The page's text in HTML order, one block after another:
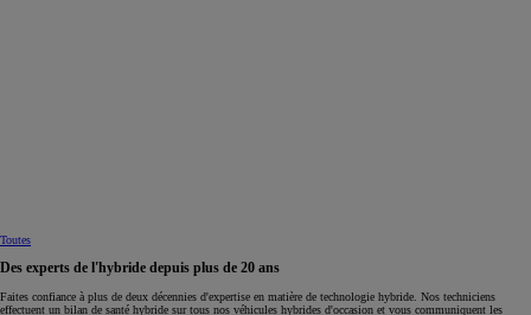
Toutes
Des experts de l'hybride depuis plus de 20 ans
Faites confiance à plus de deux décennies d'expertise en matière de technologie hybride. Nos techniciens
effectuent un bilan de santé hybride sur tous nos véhicules hybrides d'occasion et vous communiquent les